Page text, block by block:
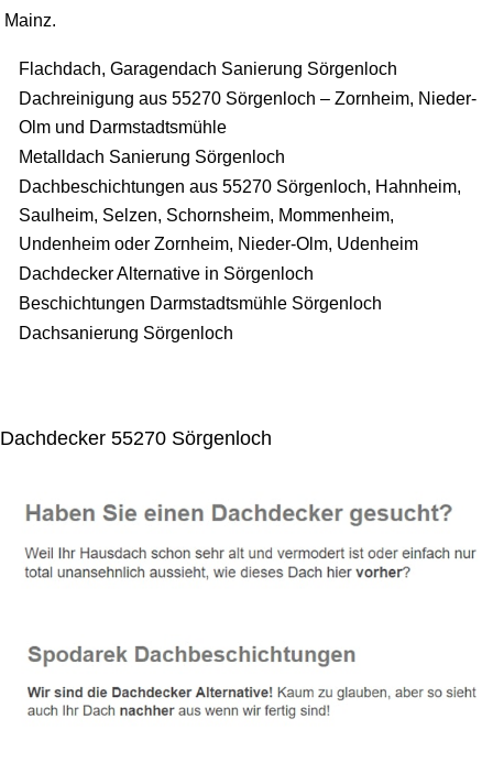
Mainz.
Flachdach, Garagendach Sanierung Sörgenloch
Dachreinigung aus 55270 Sörgenloch – Zornheim, Nieder-
Olm und Darmstadtsmühle
Metalldach Sanierung Sörgenloch
Dachbeschichtungen aus 55270 Sörgenloch, Hahnheim,
Saulheim, Selzen, Schornsheim, Mommenheim,
Undenheim oder Zornheim, Nieder-Olm, Udenheim
Dachdecker Alternative in Sörgenloch
Beschichtungen Darmstadtsmühle Sörgenloch
Dachsanierung Sörgenloch
Dachdecker 55270 Sörgenloch